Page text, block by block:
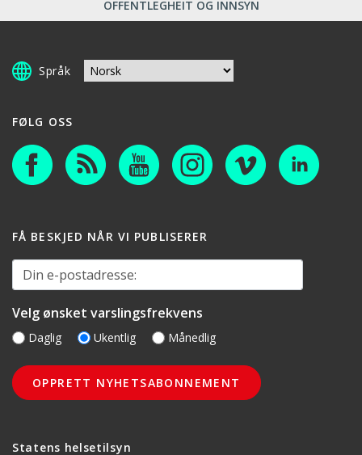
OFFENTLEGHEIT OG INNSYN
Språk
Statens helsetilsyn
FØLG OSS
FÅ BESKJED NÅR VI PUBLISERER
Din e-postadresse:
Velg ønsket varslingsfrekvens
Daglig Ukentlig Månedlig